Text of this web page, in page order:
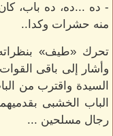
- ده ...ده، ده باب،
منه حشرات وكدا..
تحرك «طيف»
وأشار إلى باقى
السيدة واقترب من
الباب الخشبى
رجال مسلحين ...